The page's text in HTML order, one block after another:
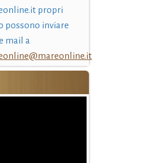
propri
possono inviare
mail a